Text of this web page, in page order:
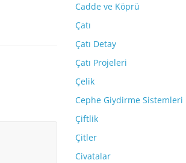
Cadde ve Köprü
Çatı
Çatı Detay
Çatı Projeleri
Çelik
Cephe Giydirme Sistemleri
Çiftlik
Çitler
Civatalar